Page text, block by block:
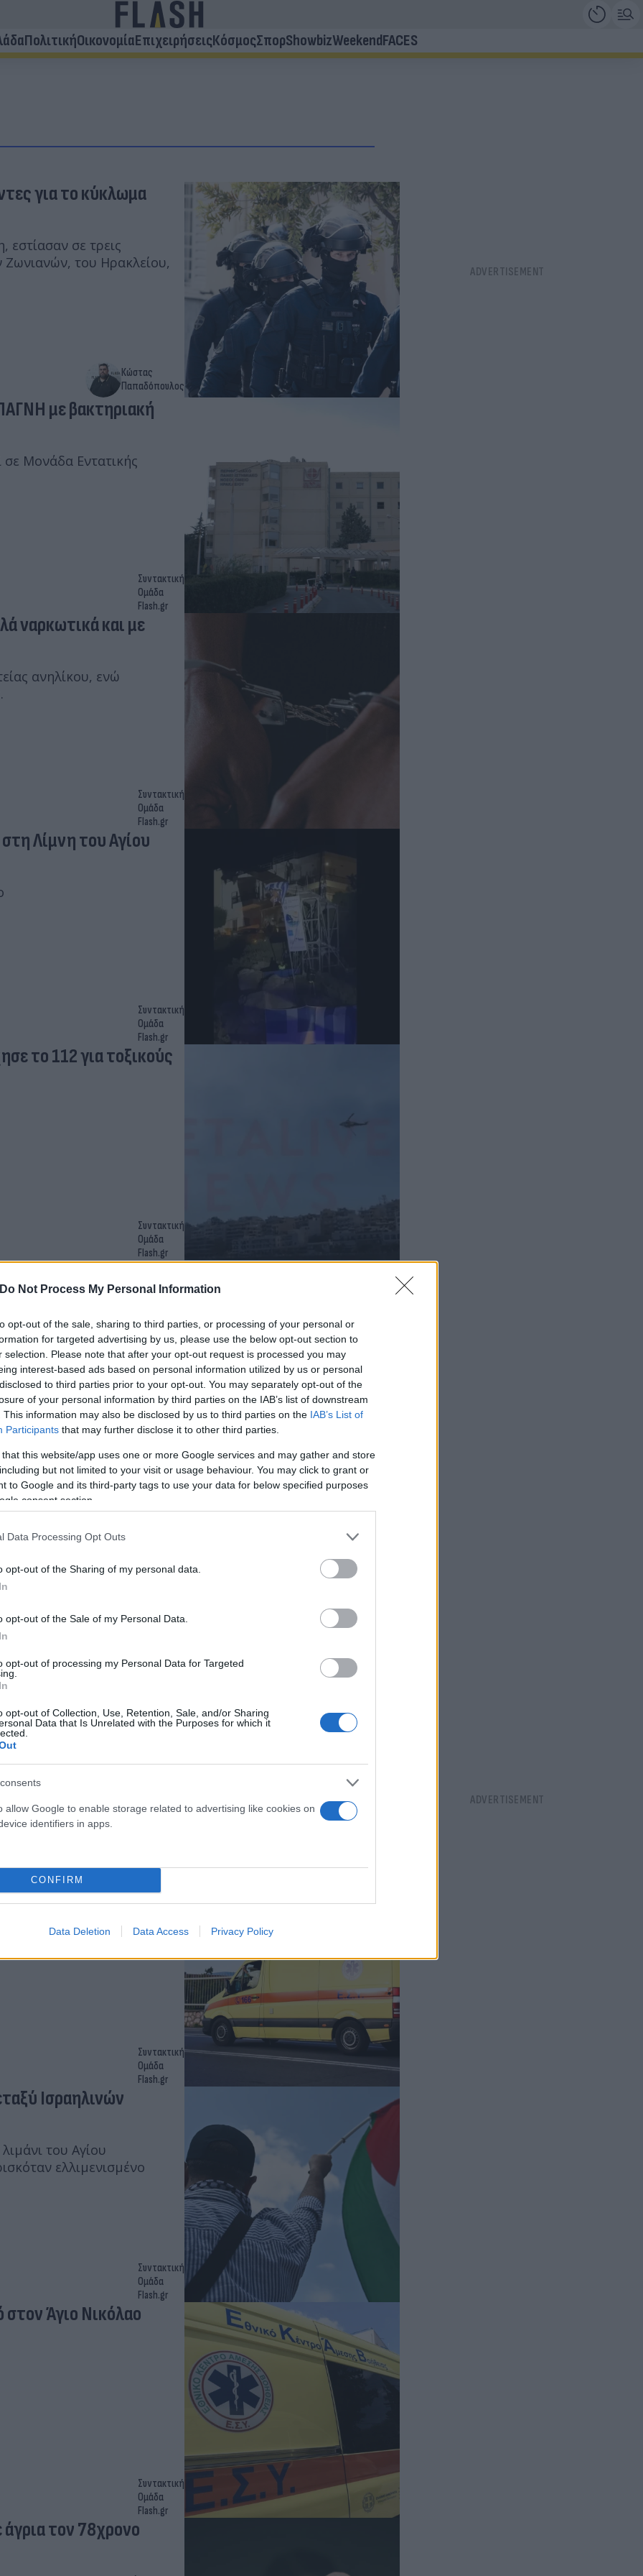
Do Not Process My Personal Information
opt-out of the sale, sharing to third parties, or processing of your personal or
for targeted advertising by us, please use the below opt-out section to
selection. Please note that after your opt-out request is processed you may
interest-based ads based on personal information utilized by us or personal
to third parties prior to your opt-out. You may separately opt-out of the
of your personal information by third parties on the IAB’s list of downstream
This information may also be disclosed by us to third parties on the IAB’s List of
Participants that may further disclose it to other third parties.
that this website/app uses one or more Google services and may gather and store
but not limited to your visit or usage behaviour. You may click to grant or
to Google and its third-party tags to use your data for below specified purposes
consent section.
Data Processing Opt Outs
opt-out of the Sharing of my personal data.
opt-out of the Sale of my Personal Data.
opt-out of processing my Personal Data for Targeted
opt-out of Collection, Use, Retention, Sale, and/or Sharing
Data that Is Unrelated with the Purposes for which it
allow Google to enable storage related to advertising like cookies on
identifiers in apps.
CONFIRM
Data Deletion Data Access Privacy Policy
ΠολιτικήΟικονομίαΕπιχειρήσειςΚόσμοςΣπορShowbizWeekendFACES
για το κύκλωμα
σε τρεις
Ζωνιανών, του Ηρακλείου,
Κώστας
Παπαδόπουλος
με βακτηριακή
σε Μονάδα Εντατικής
Συντακτική
Ομάδα
Flash.gr
ναρκωτικά και με
ανηλίκου, ενώ
Συντακτική
Ομάδα
Flash.gr
Λίμνη του Αγίου
Συντακτική
Ομάδα
Flash.gr
το 112 για τοξικούς
Συντακτική
Ομάδα
Flash.gr
Κρήτης - Ήχησε το
Άγιο Νικόλαο Λασιθίου.
Ομάδα
Flash.gr
για το
που πέρασε τον
Flash.gr
μετά από
τη σύγκρουση και
Συντακτική
Ομάδα
Flash.gr
Ισραηλινών
του Αγίου
ελλιμενισμένο
Συντακτική
Ομάδα
Flash.gr
Άγιο Νικόλαο
Συντακτική
Ομάδα
Flash.gr
τον 78χρονο